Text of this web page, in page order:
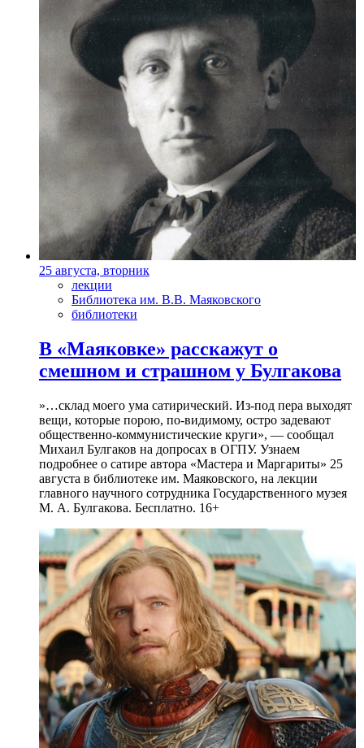
25 августа, вторник
лекции
Библиотека им. В.В. Маяковского
библиотеки
В «Маяковке» расскажут о
смешном и страшном у Булгакова
»…склад моего ума сатирический. Из-под пера выходят
вещи, которые порою, по-видимому, остро задевают
общественно-коммунистические круги», — сообщал
Михаил Булгаков на допросах в ОГПУ. Узнаем
подробнее о сатире автора «Мастера и Маргариты» 25
августа в библиотеке им. Маяковского, на лекции
главного научного сотрудника Государственного музея
М. А. Булгакова. Бесплатно. 16+